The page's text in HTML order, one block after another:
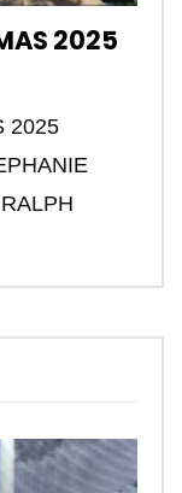
2025
2025